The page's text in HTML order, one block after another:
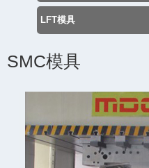
LFT模具
SMC模具